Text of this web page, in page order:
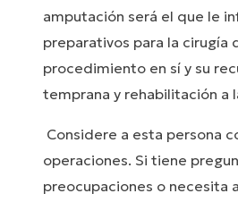
amputación será el que le
preparativos para la cirugía
procedimiento en sí y su
temprana y rehabilitación a
Considere a esta persona
operaciones. Si tiene
preocupaciones o necesita